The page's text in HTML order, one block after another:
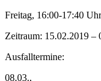
Freitag, 16:00-17:40 Uhr
Zeitraum: 15.02.2019 –
Ausfalltermine:
08.03.,